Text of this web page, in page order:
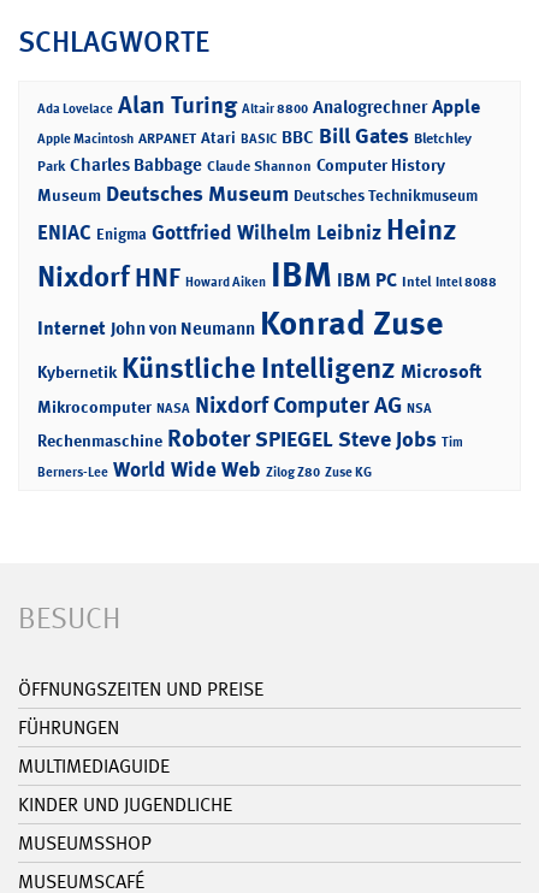
SCHLAGWORTE
Ada Lovelace Alan Turing Altair 8800 Analogrechner Apple
Apple Macintosh ARPANET Atari BASIC BBC Bill Gates Bletchley
Park Charles Babbage Claude Shannon Computer History
Museum Deutsches Museum Deutsches Technikmuseum
ENIAC Enigma Gottfried Wilhelm Leibniz Heinz
NixdorfHNF Howard Aiken IBM IBM PC Intel Intel 8088
Internet John von Neumann Konrad Zuse
Kybernetik Künstliche Intelligenz Microsoft
Mikrocomputer NASA Nixdorf Computer AG NSA
Rechenmaschine RoboterSPIEGELSteve Jobs Tim
Berners-Lee World Wide Web Zilog Z80 Zuse KG
BESUCH
ÖFFNUNGSZEITEN UND PREISE
FÜHRUNGEN
MULTIMEDIAGUIDE
KINDER UND JUGENDLICHE
MUSEUMSSHOP
MUSEUMSCAFÉ